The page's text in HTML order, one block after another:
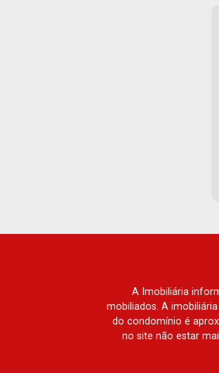
A Imobiliária
mobiliados. A
do condomínio é
no site não estar